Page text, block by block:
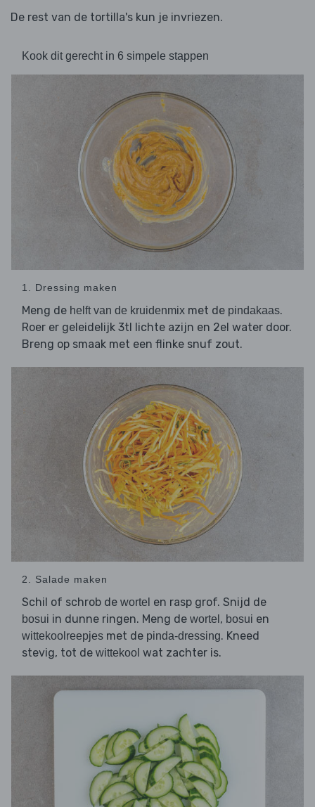
De rest van de tortilla's kun je invriezen.
Kook dit gerecht in 6 simpele stappen
1. Dressing maken
Meng de helft van de kruidenmix met de pindakaas.
Roer er geleidelijk 3tl lichte azijn en 2el water door.
Breng op smaak met een flinke snuf zout.
2. Salade maken
Schil of schrob de wortel en rasp grof. Snijd de
bosui in dunne ringen. Meng de wortel , bosui en
wittekoolreepjes met de pinda-dressing. Kneed
stevig, tot de wittekool wat zachter is.